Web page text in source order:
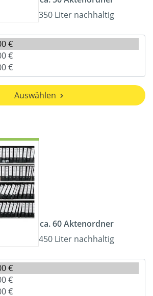
350 Liter nachhaltig
Auswählen
ca. 60 Aktenordner
450 Liter nachhaltig